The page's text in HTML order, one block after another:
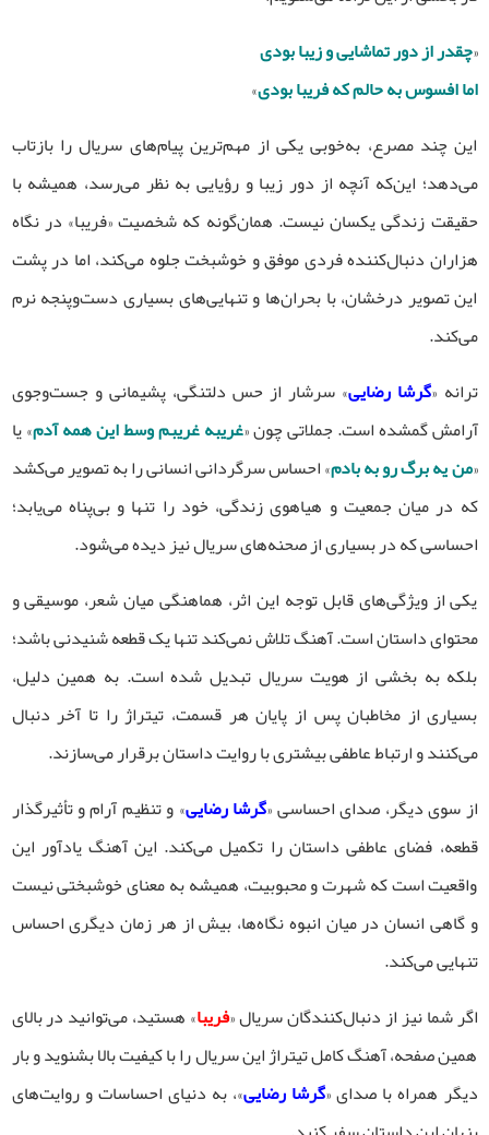
«چقدر از دور تماشایی و زیبا بودی
اما افسوس به حالم که فریبا بودی»
این چند مصرع، به‌خوبی یکی از مهم‌ترین پیام‌های سریال را بازتاب
می‌دهد؛ این‌که آنچه از دور زیبا و رؤیایی به نظر می‌رسد، همیشه با
حقیقت زندگی یکسان نیست. همان‌گونه که شخصیت «فریبا» در نگاه
هزاران دنبال‌کننده فردی موفق و خوشبخت جلوه می‌کند، اما در پشت
این تصویر درخشان، با بحران‌ها و تنهایی‌های بسیاری دست‌وپنجه نرم
می‌کند.
ترانه «گرشا رضایی» سرشار از حس دلتنگی، پشیمانی و جست‌وجوی
آرامش گمشده است. جملاتی چون «غریبه غریبم وسط این همه آدم» یا
«من یه برگ رو به بادم» احساس سرگردانی انسانی را به تصویر می‌کشد
که در میان جمعیت و هیاهوی زندگی، خود را تنها و بی‌پناه می‌یابد؛
احساسی که در بسیاری از صحنه‌های سریال نیز دیده می‌شود.
یکی از ویژگی‌های قابل توجه این اثر، هماهنگی میان شعر، موسیقی و
محتوای داستان است. آهنگ تلاش نمی‌کند تنها یک قطعه شنیدنی باشد؛
بلکه به بخشی از هویت سریال تبدیل شده است. به همین دلیل،
بسیاری از مخاطبان پس از پایان هر قسمت، تیتراژ را تا آخر دنبال
می‌کنند و ارتباط عاطفی بیشتری با روایت داستان برقرار می‌سازند.
از سوی دیگر، صدای احساسی «گرشا رضایی» و تنظیم آرام و تأثیرگذار
قطعه، فضای عاطفی داستان را تکمیل می‌کند. این آهنگ یادآور این
واقعیت است که شهرت و محبوبیت، همیشه به معنای خوشبختی نیست
و گاهی انسان در میان انبوه نگاه‌ها، بیش از هر زمان دیگری احساس
تنهایی می‌کند.
اگر شما نیز از دنبال‌کنندگان سریال «فریبا» هستید، می‌توانید در بالای
همین صفحه، آهنگ کامل تیتراژ این سریال را با کیفیت بالا بشنوید و بار
دیگر همراه با صدای «گرشا رضایی»، به دنیای احساسات و روایت‌های